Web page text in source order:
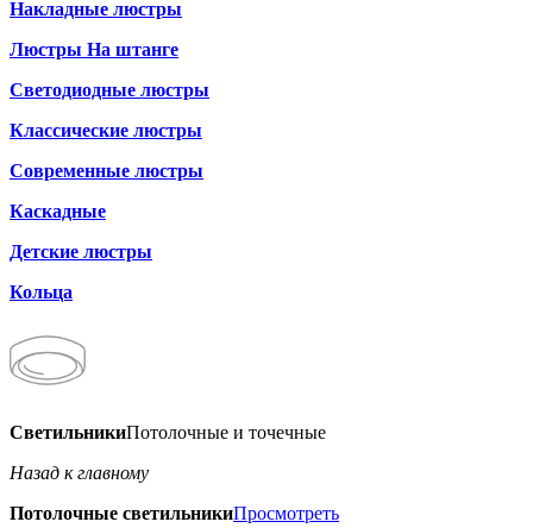
Накладные люстры
Люстры На штанге
Светодиодные люстры
Классические люстры
Современные люстры
Каскадные
Детские люстры
Кольца
СветильникиПотолочные и точечные
Назад к главному
Потолочные светильникиПросмотреть